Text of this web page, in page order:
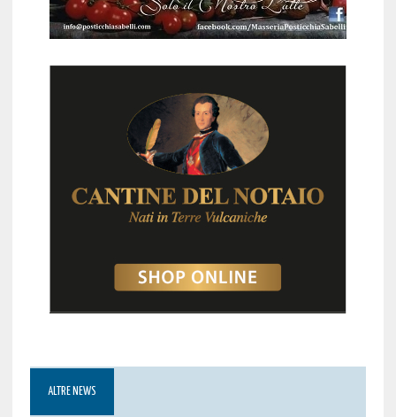
ALTRE NEWS